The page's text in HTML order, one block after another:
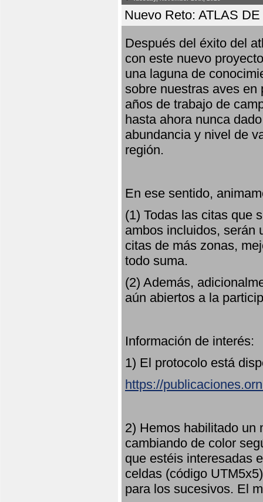
Nuevo Reto: ATLAS
Después del éxito del
con este nuevo
una laguna de
sobre nuestras aves en
años de trabajo de
hasta ahora nunca
abundancia y nivel de
región.
En ese sentido,
(1) Todas las citas que
ambos incluidos, serán
citas de más zonas,
todo suma.
(2) Además,
aún abiertos a la
Información de interés:
1) El protocolo está
https://
2) Hemos habilitado un
cambiando de color
que estéis interesadas
celdas (código
para los sucesivos. El